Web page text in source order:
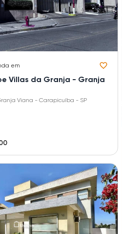
em
Villas da Granja - Granja
Viana - Carapicuíba - SP